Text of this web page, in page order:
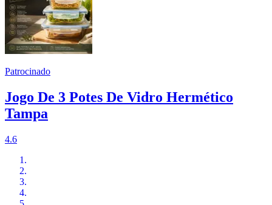
Patrocinado
Jogo De 3 Potes De Vidro Hermético
Tampa
4.6